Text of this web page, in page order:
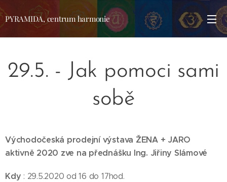
PYRAMIDA, centrum harmonie
29.5. - Jak pomoci sami
sobě
Východočeská prodejní výstava ŽENA + JARO
aktivně 2020 zve na přednášku Ing. Jiřiny Slámové
Kdy : 29.5.2020 od 16 do 17hod.